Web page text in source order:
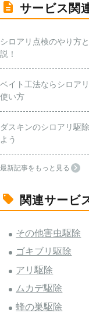
サービス関
シロアリ点検のやり方
説！
ベイト工法ならシロア
使い方
ダスキンのシロアリ駆
よう
最新記事をもっと見る
関連サービ
その他害虫駆除
ゴキブリ駆除
アリ駆除
ムカデ駆除
蜂の巣駆除